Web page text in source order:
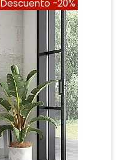
Descuento -20%